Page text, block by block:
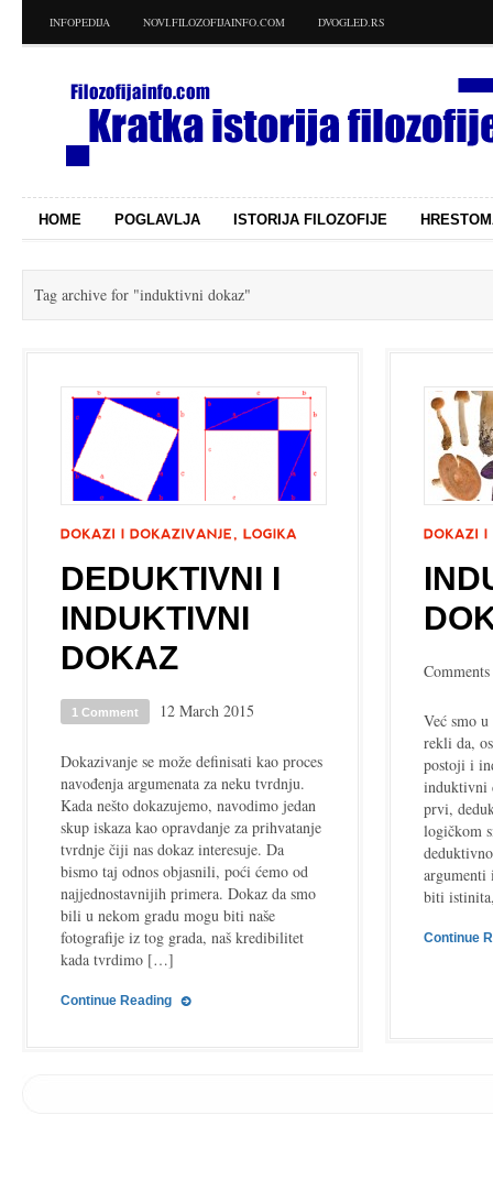
INFOPEDIJA NOVI.FILOZOFIJAINFO.COM DVOGLED.RS
HOME POGLAVLJA ISTORIJA FILOZOFIJE
Tag archive for "induktivni dokaz"
DEDUKTIVNI I
INDUKTIVNI
DOKAZ
1 Comment 12 March 2015
Dokazivanje se može definisati kao proces
navođenja argumenata za neku tvrdnju.
Kada nešto dokazujemo, navodimo jedan
skup iskaza kao opravdanje za prihvatanje
tvrdnje čiji nas dokaz interesuje. Da
bismo taj odnos objasnili, poći ćemo od
najjednostavnijih primera. Dokaz da smo
bili u nekom gradu mogu biti naše
fotografije iz tog grada, naš kredibilitet
kada tvrdimo […]
Continue Reading
Već smo
rekli da,
postoji i
induktivni
prvi,
logičkom
argumenti
biti
Continue